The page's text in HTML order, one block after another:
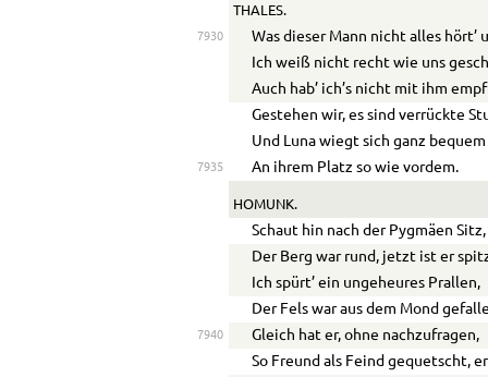
THALES.
7930
Was dieser Mann nicht alles hört’
Ich weiß nicht recht wie uns
Auch hab’ ich’s nicht mit ihm
Gestehen wir, es sind verrückte
Und Luna wiegt sich ganz bequem
7935 An ihrem Platz so wie vordem.
HOMUNK.
Schaut hin nach der Pygmäen Sitz,
Der Berg war rund, jetzt ist er
Ich spürt’ ein ungeheures Prallen,
Der Fels war aus dem Mond
7940
Gleich hat er, ohne nachzufragen,
So Freund als Feind gequetscht,